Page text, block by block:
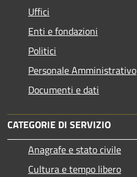
Uffici
Enti e fondazioni
Politici
Personale Amministrativo
Documenti e dati
CATEGORIE DI SERVIZIO
Anagrafe e stato civile
Cultura e tempo libero